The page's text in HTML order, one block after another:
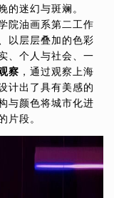
迷幻与斑斓。
院油画系第二工作
以层层叠加的色彩
、个人与社会、一
察 ，通过观察上海
计出了具有美感的
与颜色将城市化进
段。